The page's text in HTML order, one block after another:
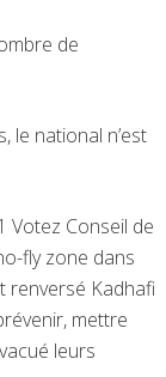
de
le national n’est
Votez Conseil de
fly zone dans
renversé Kadhafi
mettre
leurs